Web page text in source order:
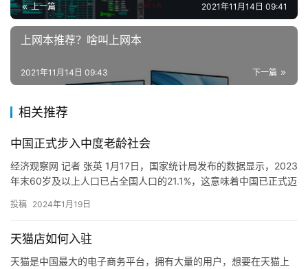
上一篇 2021年11月14日 09:41
上网本推荐？啥叫上网本
下一篇
2021年11月14日 09:43
相关推荐
中国正式步入中度老龄社会
经济观察网 记者 张英 1月17日，国家统计局发布的数据显示，2023
年末60岁及以上人口已占全国人口的21.1%，这意味着中国已正式迈
投稿 2024年1月19日
天猫店如何入驻
天猫是中国最大的电子商务平台，拥有大量的用户，想要在天猫上